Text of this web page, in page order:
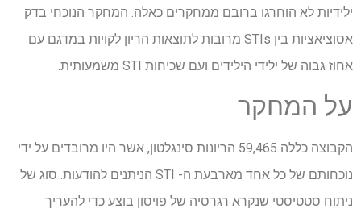
ילידיות לא הוחרגו ברובם ממחקרים כאלה. המחקר הנוכחי בדק
אסוציאציות בין STIs מרובות לתוצאות הריון לקויות במדגם עם
אחוז גבוה של ילידי הילידים ועם שכיחות STI משמעותית.
על המחקר
הקבוצה כללה 59,465 הריונות סינגלטון, אשר היו מרובדים על ידי
נוכחותם של כל אחד מארבעת ה- STI הניתנים להודעות. סוג של
ניתוח סטטיסטי שנקרא רגרסיה של פויסון בוצע כדי להעריך